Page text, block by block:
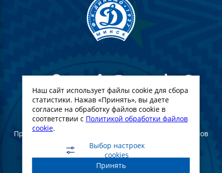
© Футбольный Клуб Динамо-Минск. 2022
При полном или частичном использовании материалов
ссылка на официальный сайт ФК Динамо Минск
обязательна
Создание и продвижение сайта -
Наш сайт использует файлы cookie для сбора
статистики. Нажав «Принять», вы даете
согласие на обработку файлов cookie в
соответствии с Политикой обработки файлов
cookie.
Выбор настроек
cookies
Принять